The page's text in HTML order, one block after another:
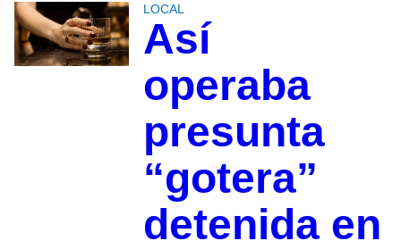
LOCAL
Así
operaba
presunta
“gotera”
detenida en